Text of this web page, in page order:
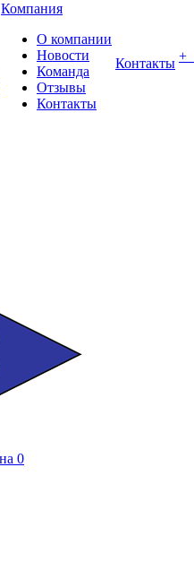
Компания
О компании
Новости
Команда
Отзывы
Контакты
Контакты +
0